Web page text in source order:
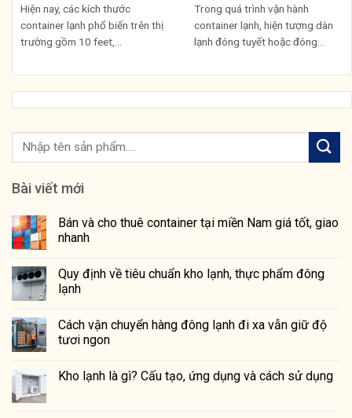
Hiện nay, các kích thước
container lạnh phổ biến trên thị
trường gồm 10 feet,...
Trong quá trình vận hành
container lạnh, hiện tượng dàn
lạnh đóng tuyết hoặc đóng...
Bài viết mới
Bán và cho thuê container tại miền Nam giá tốt, giao
nhanh
Quy định về tiêu chuẩn kho lạnh, thực phẩm đông
lạnh
Cách vận chuyển hàng đông lạnh đi xa vẫn giữ độ
tươi ngon
Kho lạnh là gì? Cấu tạo, ứng dụng và cách sử dụng